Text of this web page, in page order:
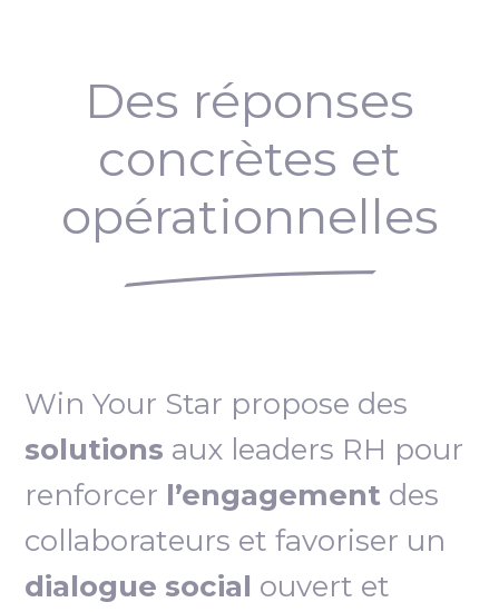
Des réponses
concrètes et
opérationnelles
Win Your Star propose des
solutions aux leaders RH pour
renforcer l’engagement des
collaborateurs et favoriser un
dialogue social ouvert et